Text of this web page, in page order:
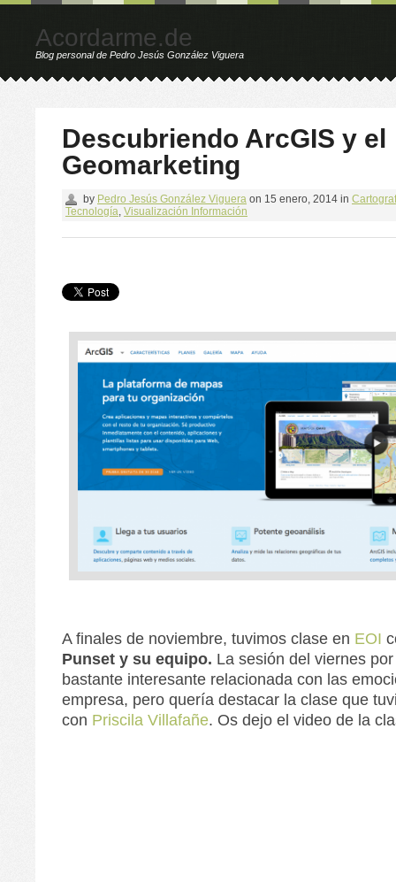
Acordarme.de
Blog personal de Pedro Jesús González Viguera
Descubriendo ArcGIS y el
Geomarketing
by Pedro Jesús González Viguera on 15 enero, 2014 in
Tecnología, Visualización Información
A finales de noviembre, tuvimos clase en EOI
Punset y su equipo. La sesión del viernes
bastante interesante relacionada con las
empresa, pero quería destacar la clase que
con Priscila Villafañe. Os dejo el video de la